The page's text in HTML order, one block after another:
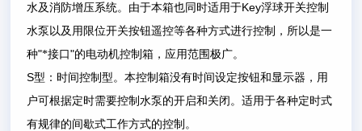
水及消防增压系统。由于本箱也同时适用于Key浮球开关控制
水泵以及用限位开关按钮遥控等各种方式进行控制，所以是一
种"*接口"的电动机控制箱，应用范围极广。
S型：时间控制型。本控制箱没有时间设定按钮和显示器，用
户可根据定时需要控制水泵的开启和关闭。适用于各种定时式
有规律的间歇式工作方式的控制。